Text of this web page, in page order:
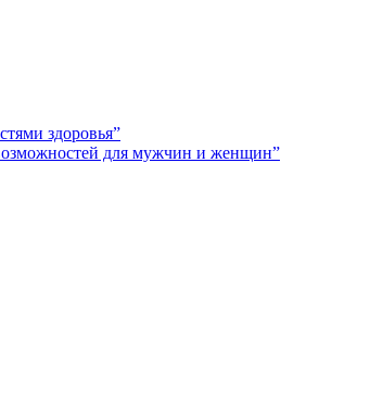
здоровья”
для мужчин и женщин”